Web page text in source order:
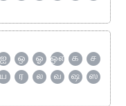
ஐ ஒ ஓ ஔ க
ச
ய ர ல வ ஷ
ஸ